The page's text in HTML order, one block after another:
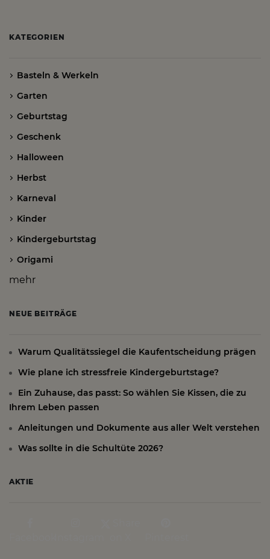
KATEGORIEN
Basteln & Werkeln
Garten
Geburtstag
Geschenk
Halloween
Herbst
Karneval
Kinder
Kindergeburtstag
Origami
mehr
NEUE BEITRÄGE
Warum Qualitätssiegel die Kaufentscheidung prägen
Wie plane ich stressfreie Kindergeburtstage?
Ein Zuhause, das passt: So wählen Sie Kissen, die zu
Ihrem Leben passen
Anleitungen und Dokumente aus aller Welt verstehen
Was sollte in die Schultüte 2026?
AKTIE